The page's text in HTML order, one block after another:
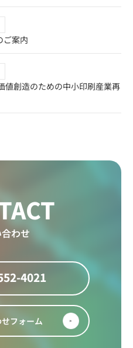
ご案内
値創造のための中小印刷産業再
わせ
4021
フォーム